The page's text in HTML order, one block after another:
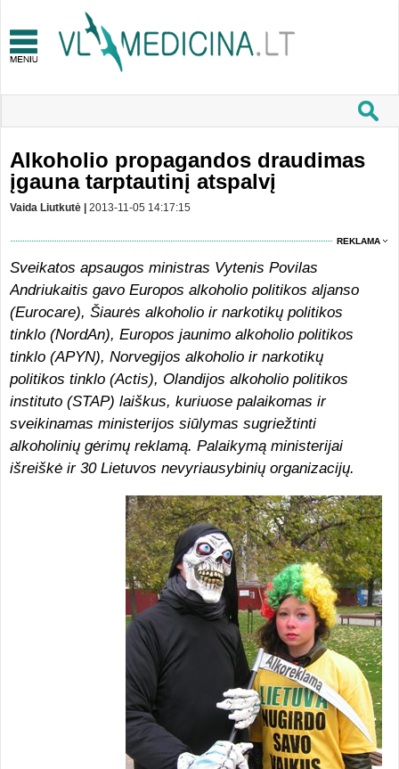
Alkoholio propagandos draudimas
įgauna tarptautinį atspalvį
Vaida Liutkutė | 2013-11-05 14:17:15
REKLAMA
Sveikatos apsaugos ministras Vytenis Povilas
Andriukaitis gavo Europos alkoholio politikos aljanso
(Eurocare), Šiaurės alkoholio ir narkotikų politikos
tinklo (NordAn), Europos jaunimo alkoholio politikos
tinklo (APYN), Norvegijos alkoholio ir narkotikų
politikos tinklo (Actis), Olandijos alkoholio politikos
instituto (STAP) laiškus, kuriuose palaikomas ir
sveikinamas ministerijos siūlymas sugriežtinti
alkoholinių gėrimų reklamą. Palaikymą ministerijai
išreiškė ir 30 Lietuvos nevyriausybinių organizacijų.